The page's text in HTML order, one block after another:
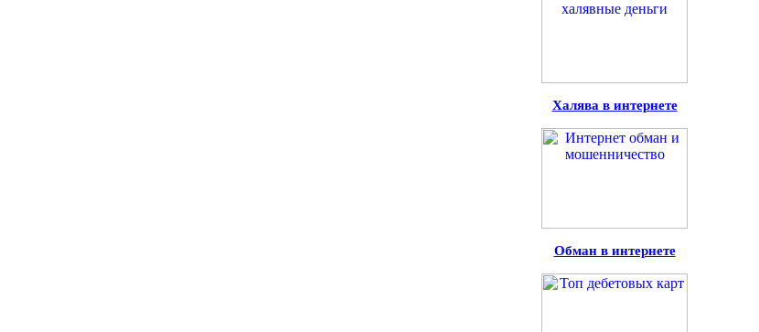
Халява в интернете
Обман в интернете